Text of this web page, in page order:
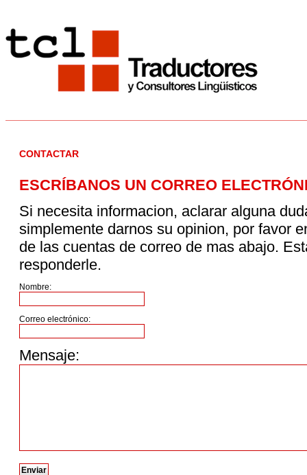
CONTACTAR
ESCRÍBANOS UN CORREO
Si necesita informacion, aclarar alguna
simplemente darnos su opinion, por favor
de las cuentas de correo de mas abajo.
responderle.
Nombre:
Correo electrónico:
Mensaje: